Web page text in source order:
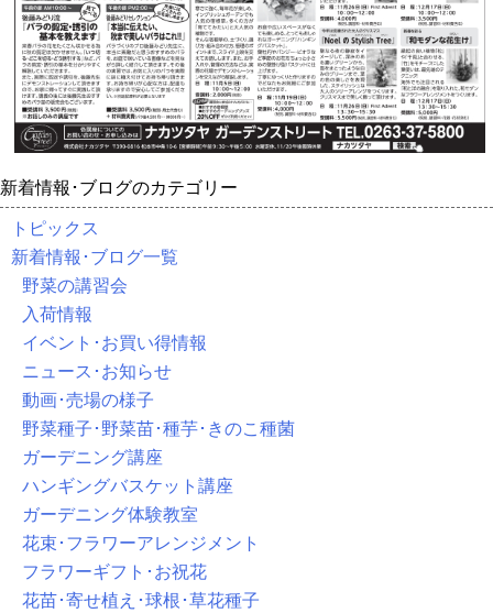
新着情報･ブログのカテゴリー
トピックス
新着情報･ブログ一覧
野菜の講習会
入荷情報
イベント･お買い得情報
ニュース･お知らせ
動画･売場の様子
野菜種子･野菜苗･種芋･きのこ種菌
ガーデニング講座
ハンギングバスケット講座
ガーデニング体験教室
花束･フラワーアレンジメント
フラワーギフト･お祝花
花苗･寄せ植え･球根･草花種子